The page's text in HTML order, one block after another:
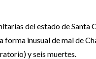
del estado de Santa
inusual de mal de
y seis muertes.